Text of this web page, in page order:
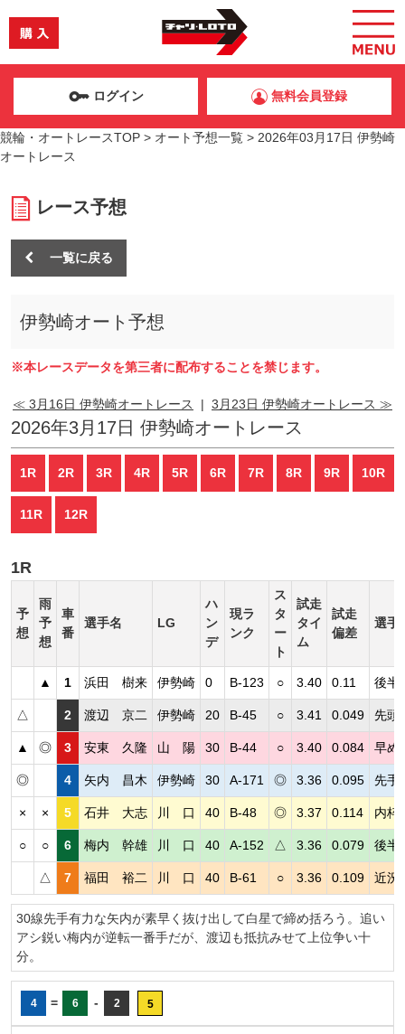
ログイン 無料会員登録
競輪・オートレースTOP > オート予想一覧 > 2026年03月17日 伊勢崎
オートレース
レース予想
一覧に戻る
伊勢崎オート予想
※本レースデータを第三者に配布することを禁じます。
≪ 3月16日 伊勢崎オートレース | 3月23日 伊勢崎オートレース ≫
2026年3月17日 伊勢崎オートレース
1R 2R 3R 4R 5R 6R 7R 8R 9R 10R
11R 12R
1R
予
想
雨
予
想
車
番
選手名 LG
ハ
ン
デ
現ラ
ンク
ス
タ
ー
ト
試走
タイ
ム
試走
偏差
選手
▲ 1 浜田 樹来 伊勢崎 0 B-123 ○ 3.40 0.11 後半
△ 2 渡辺 京二 伊勢崎 20 B-45 ○ 3.41 0.049 先頭
▲ ◎ 3 安東 久隆 山 陽 30 B-44 ○ 3.40 0.084 早め
◎ 4 矢内 昌木 伊勢崎 30 A-171 ◎ 3.36 0.095 先手
× × 5 石井 大志 川 口 40 B-48 ◎ 3.37 0.114 内枠
○ ○ 6 梅内 幹雄 川 口 40 A-152 △ 3.36 0.079 後半
△ 7 福田 裕二 川 口 40 B-61 ○ 3.36 0.109 近況
30線先手有力な矢内が素早く抜け出して白星で締め括ろう。追い
アシ鋭い梅内が逆転一番手だが、渡辺も抵抗みせて上位争い十
分。
4 = 6 - 2 5